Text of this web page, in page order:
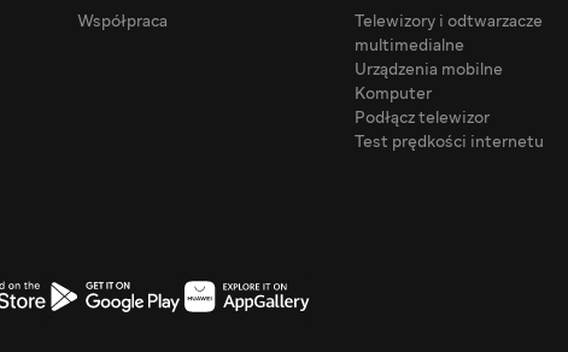
Współpraca
Telewizory i odtwarzacze
multimedialne
Urządzenia mobilne
Komputer
Podłącz telewizor
Test prędkości internetu